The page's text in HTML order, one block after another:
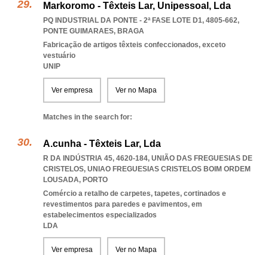
Markoromo - Têxteis Lar, Unipessoal, Lda
PQ INDUSTRIAL DA PONTE - 2ª FASE LOTE D1, 4805-662,
PONTE GUIMARAES, BRAGA
Fabricação de artigos têxteis confeccionados, exceto
vestuário
UNIP
Ver empresa Ver no Mapa
Matches in the search for:
A.cunha - Têxteis Lar, Lda
R DA INDÚSTRIA 45, 4620-184, UNIÃO DAS FREGUESIAS DE
CRISTELOS, UNIAO FREGUESIAS CRISTELOS BOIM ORDEM
LOUSADA, PORTO
Comércio a retalho de carpetes, tapetes, cortinados e
revestimentos para paredes e pavimentos, em
estabelecimentos especializados
LDA
Ver empresa Ver no Mapa